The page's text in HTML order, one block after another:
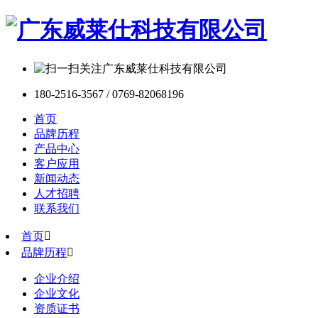
180-2516-3567 / 0769-82068196
首页
品牌历程
产品中心
客户应用
新闻动态
人才招聘
联系我们
首页
品牌历程
企业介绍
企业文化
资质证书